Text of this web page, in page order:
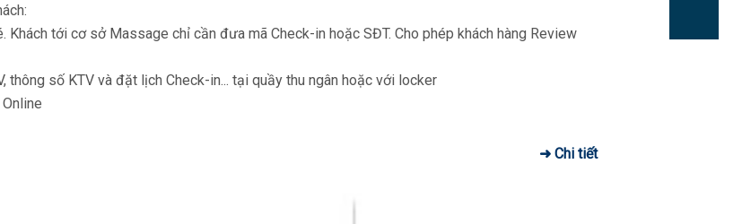
Khách tới cơ sở Massage chỉ cần đưa mã Check-in hoặc SĐT. Cho phép khách hàng Review
thông số KTV và đặt lịch Check-in... tại quầy thu ngân hoặc với locker
➜ Chi tiết